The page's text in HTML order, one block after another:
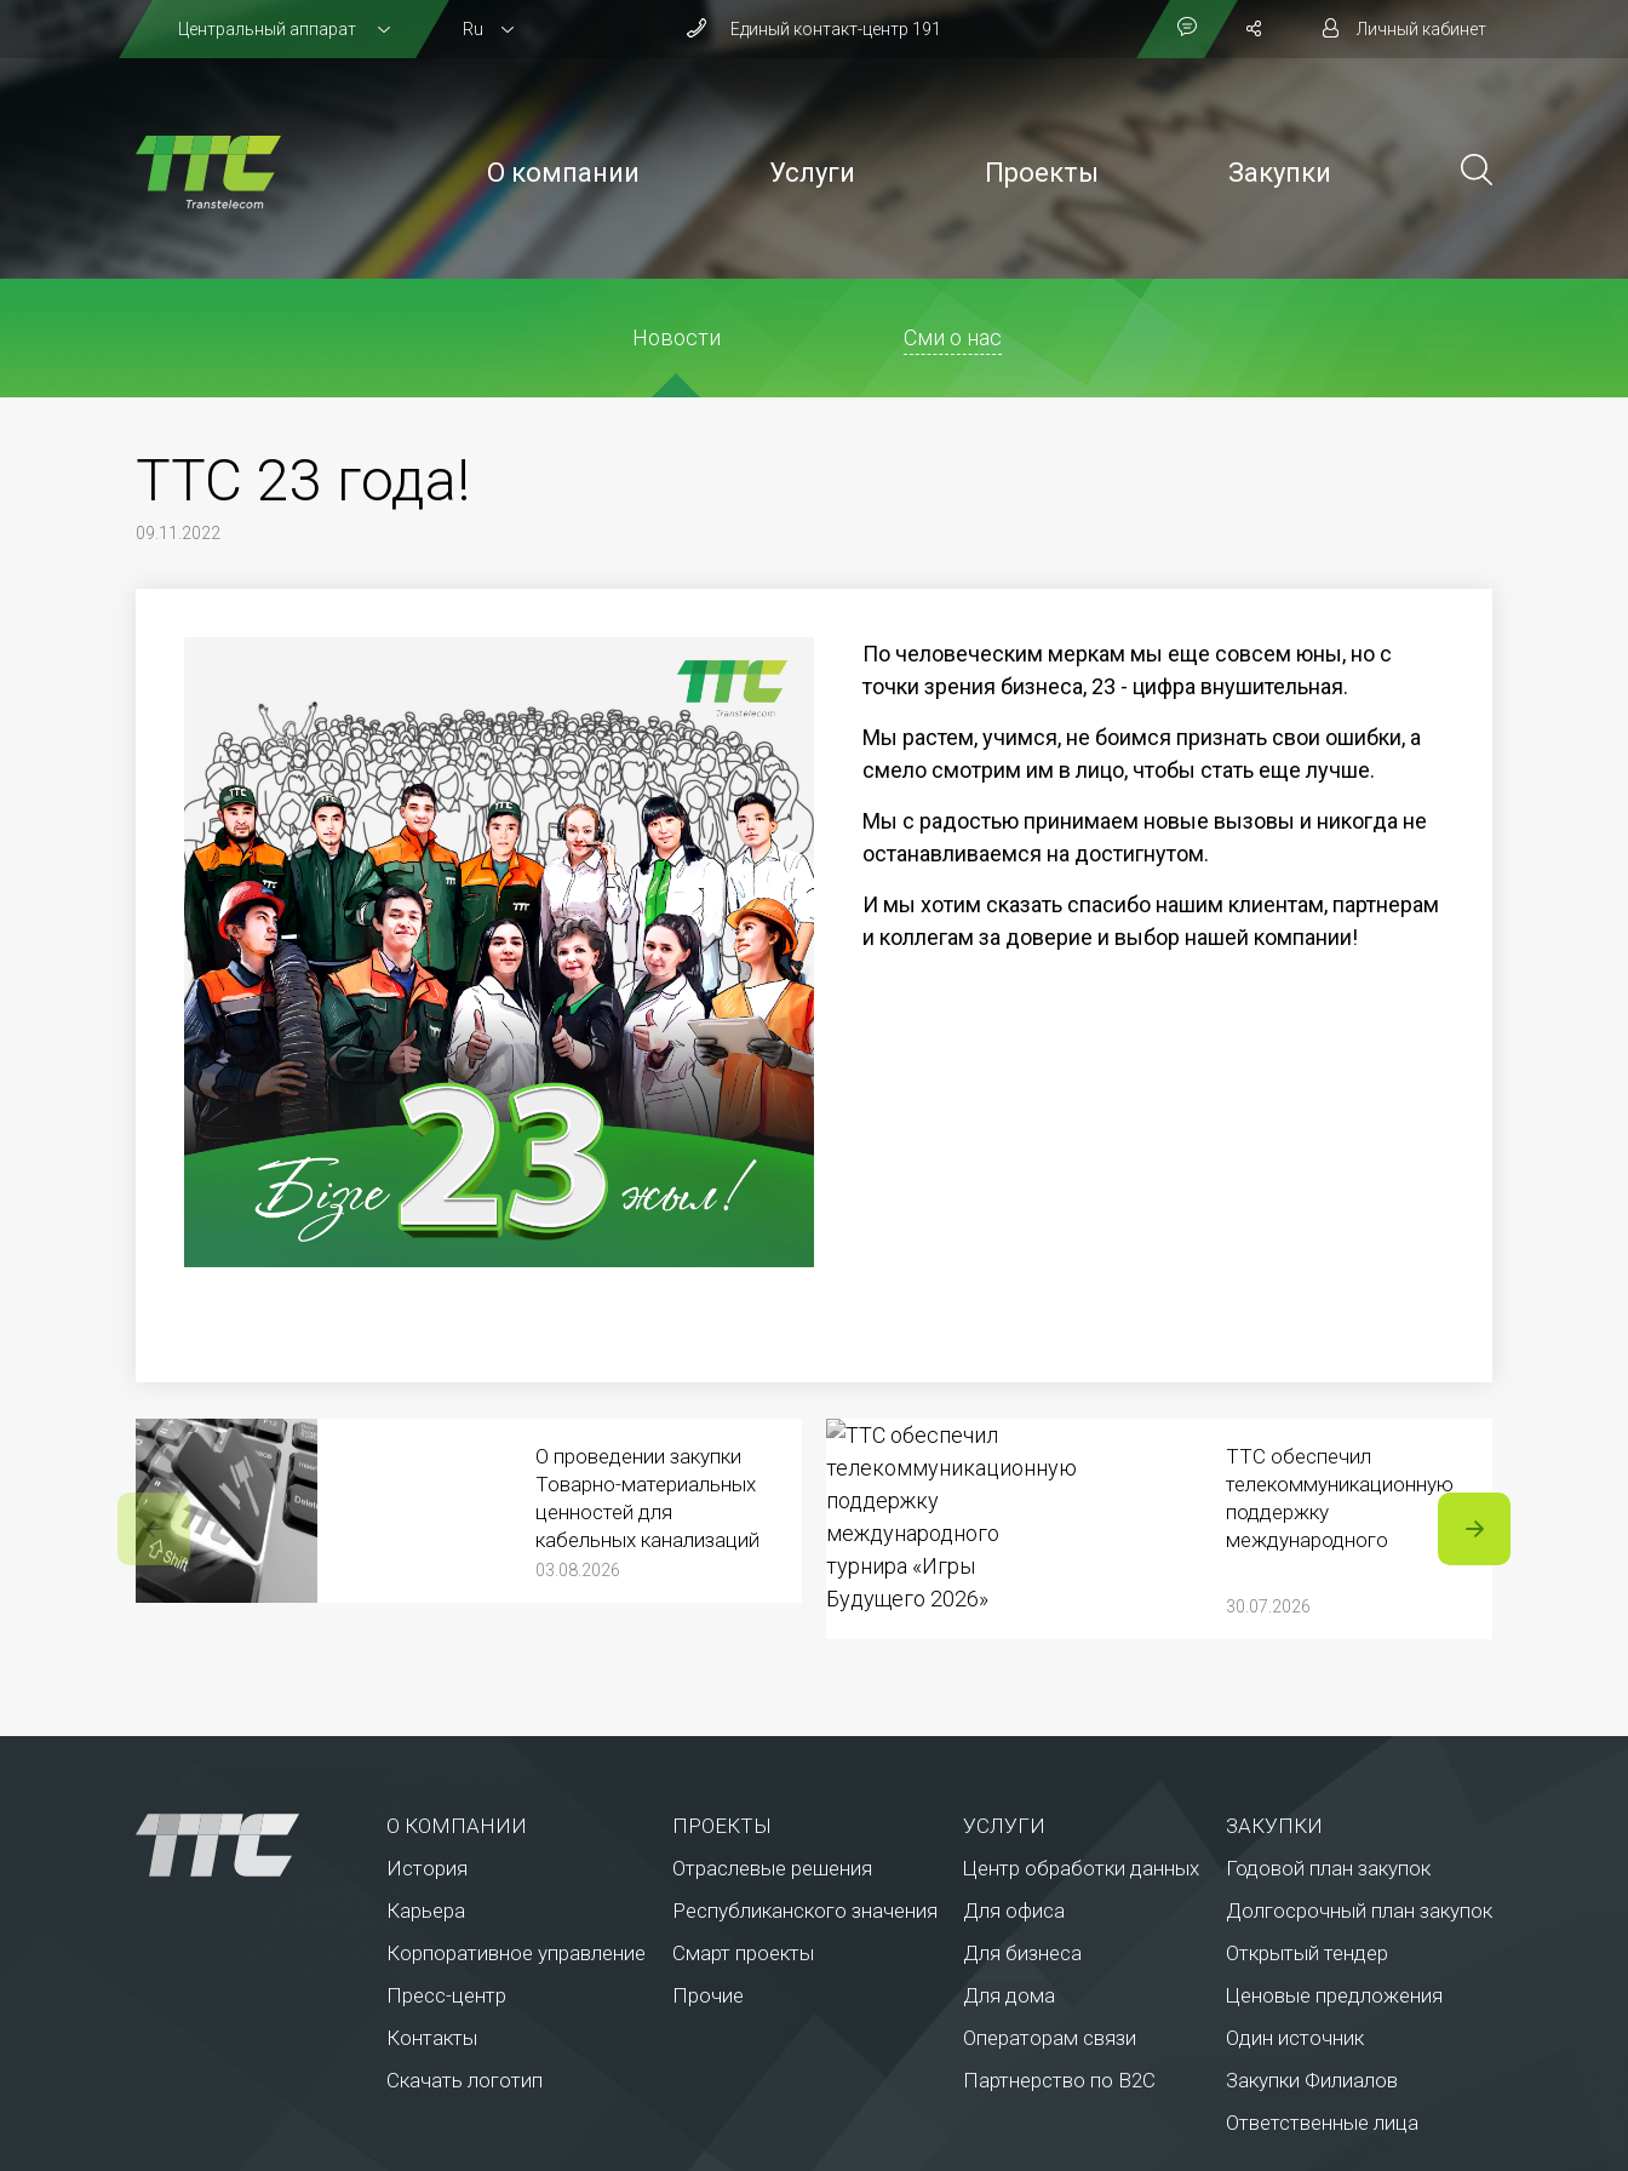
Центральный аппарат Ru Единый контакт-центр 191 Личный кабинет
О компании Услуги Проекты Закупки
Новости Сми о нас
ТТС 23 года!
09.11.2022
По человеческим меркам мы еще совсем юны, но с
точки зрения бизнеса, 23 - цифра внушительная.
Мы растем, учимся, не боимся признать свои ошибки, а
смело смотрим им в лицо, чтобы стать еще лучше.
Мы с радостью принимаем новые вызовы и никогда не
останавливаемся на достигнутом.
И мы хотим сказать спасибо нашим клиентам, партнерам
и коллегам за доверие и выбор нашей компании!
О проведении закупки
Товарно-материальных
ценностей для
кабельных канализаций
03.08.2026
ТТС обеспечил
телекоммуникационную
поддержку
международного
Будущего 2026»
30.07.2026
О КОМПАНИИ
История
Карьера
Корпоративное управление
Пресс-центр
Контакты
Скачать логотип
ПРОЕКТЫ
Отраслевые решения
Республиканского значения
Смарт проекты
Прочие
УСЛУГИ
Центр обработки данных
Для офиса
Для бизнеса
Для дома
Операторам связи
Партнерство по В2С
ЗАКУПКИ
Годовой план закупок
Долгосрочный план закупок
Открытый тендер
Ценовые предложения
Один источник
Закупки Филиалов
Ответственные лица